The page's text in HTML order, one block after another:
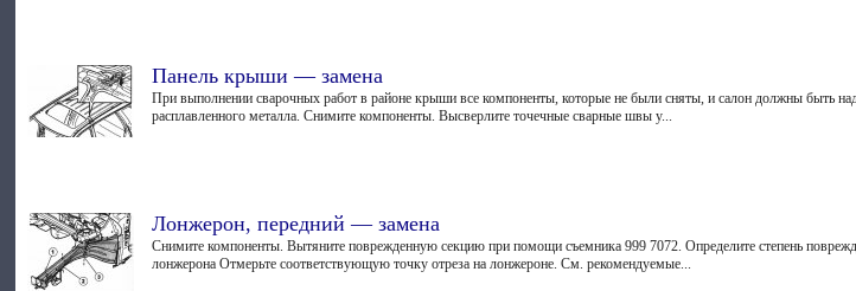
Панель крыши — замена
При выполнении сварочных работ в районе крыши все компоненты, которые не были сняты, и салон должны быть
расплавленного металла. Снимите компоненты. Высверлите точечные сварные швы у...
Лонжерон, передний — замена
Снимите компоненты. Вытяните поврежденную секцию при помощи съемника 999 7072. Определите степень
лонжерона Отмерьте соответствующую точку отреза на лонжероне. См. рекомендуемые...